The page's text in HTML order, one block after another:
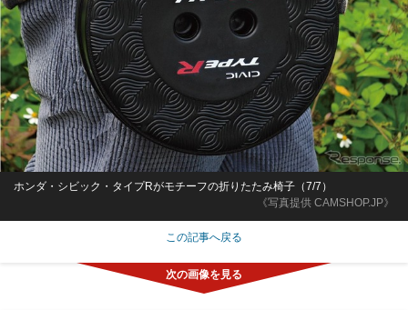
《写真提供 CAMSHOP.JP》
ホンダ・シビック・タイプRがモチーフの折りたたみ椅子（7/7）
この記事へ戻る